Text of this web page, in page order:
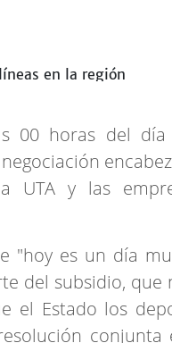
00 horas del
UTA y las
"hoy es un día
del subsidio, que
el Estado los
conjunta